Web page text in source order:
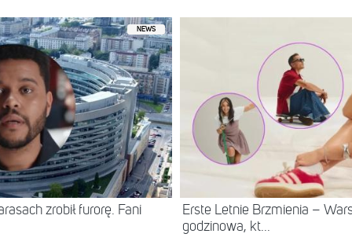
NEWS
zrobił furorę. Fani
Erste Letnie Brzmienia –
godzinowa, kt...